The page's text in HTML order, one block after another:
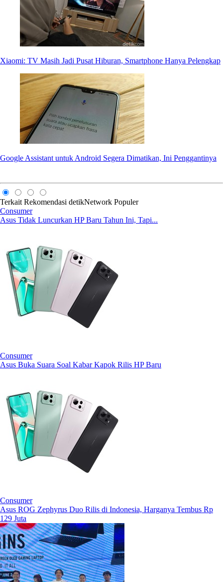
Xiaomi: TV Masih Jadi Pusat Hiburan, Smartphone Hanya Pelengkap
Google Assistant untuk Android Segera Dimatikan, Ini Penggantinya
Terkait Rekomendasi detikNetwork Populer
Consumer
Asus Tidak Luncurkan HP Baru Tahun Ini, Tapi...
Consumer
Asus Buka Suara Soal Kabar Kapok Rilis HP Baru
Consumer
Asus ROG Zephyrus Duo Rilis di Indonesia, Harganya Tembus Rp
129 Juta